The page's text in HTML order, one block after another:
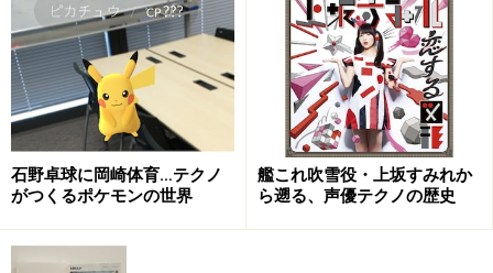
石野卓球に岡崎体育…テクノ
がつくるポケモンの世界
艦これ吹雪役・上坂すみれか
ら遡る、声優テクノの歴史